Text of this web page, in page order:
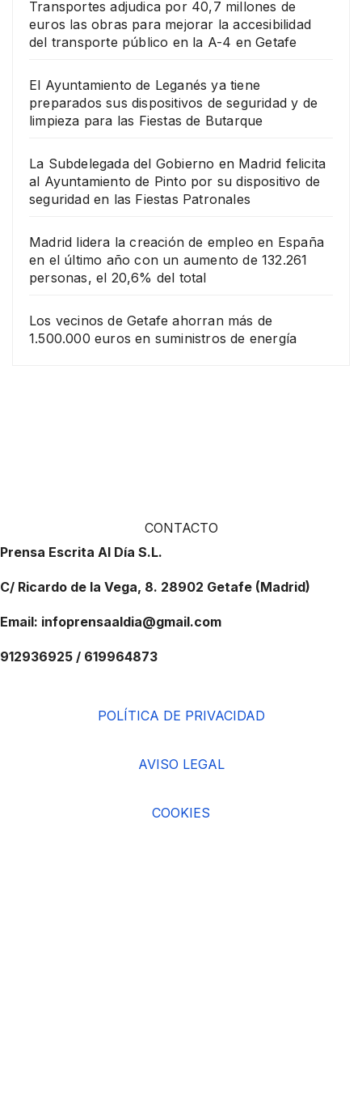
Transportes adjudica por 40,7 millones de
euros las obras para mejorar la accesibilidad
del transporte público en la A-4 en Getafe
El Ayuntamiento de Leganés ya tiene
preparados sus dispositivos de seguridad y de
limpieza para las Fiestas de Butarque
La Subdelegada del Gobierno en Madrid felicita
al Ayuntamiento de Pinto por su dispositivo de
seguridad en las Fiestas Patronales
Madrid lidera la creación de empleo en España
en el último año con un aumento de 132.261
personas, el 20,6% del total
Los vecinos de Getafe ahorran más de
1.500.000 euros en suministros de energía
CONTACTO
Prensa Escrita Al Día S.L.
C/ Ricardo de la Vega, 8. 28902 Getafe (Madrid)
Email: infoprensaaldia@gmail.com
912936925 / 619964873
POLÍTICA DE PRIVACIDAD
AVISO LEGAL
COOKIES